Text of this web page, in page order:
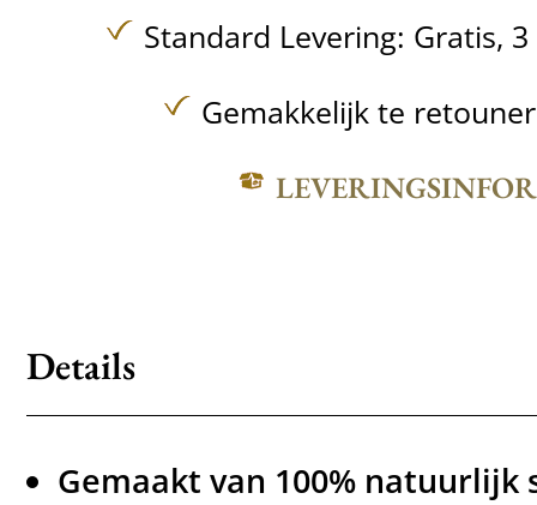
Standard Levering: Gratis,
Gemakkelijk te
Details
Gemaakt van 100% natuurlijk